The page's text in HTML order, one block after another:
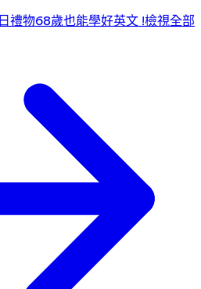
禮物68歲也能學好英文 !檢視全部